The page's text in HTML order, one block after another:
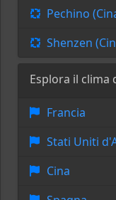
Pechino
Shenzen
Esplora il clima
Francia
Stati Uniti
Cina